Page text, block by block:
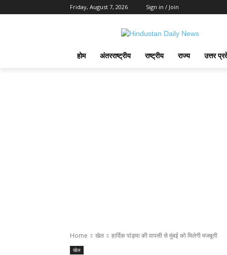
Friday, August 7, 2026 Sign in / Join
होम अंतरराष्ट्रीय राष्ट्रीय राज्य उत्तर
Home खेल हार्दिक पांड्या की वापसी से मुंबई को मिलेगी मजबूती
खेल